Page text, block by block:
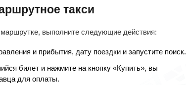
такси
выполните следующие действия:
и прибытия, дату поездки и запустите поиск.
билет и нажмите на кнопку «Купить», вы
для оплаты.